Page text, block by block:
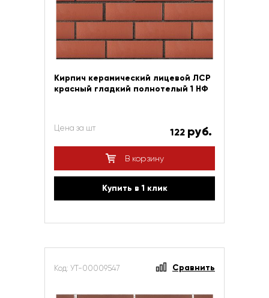
Кирпич керамический лицевой ЛСР
красный гладкий полнотелый 1 НФ
Цена за шт 122 руб.
В корзину
Купить в 1 клик
Код: УТ-00009547 Сравнить